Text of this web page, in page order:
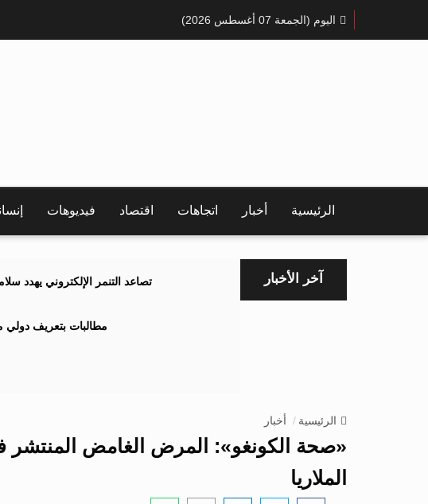
اليوم (الجمعة 07 أغسطس 2026)
الرئيسية أخبار اتجاهات اقتصاد فيديوهات
آخر الأخبار تصاعد التنمر الإلكتروني يهدد
مطالبات بتعريف دولي
الرئيسية أخبار
«صحة الكونغو»: المرض الغامض المنتشر
الملاريا